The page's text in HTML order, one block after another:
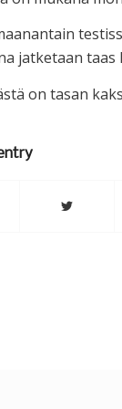
jatketaan taas
on tasan